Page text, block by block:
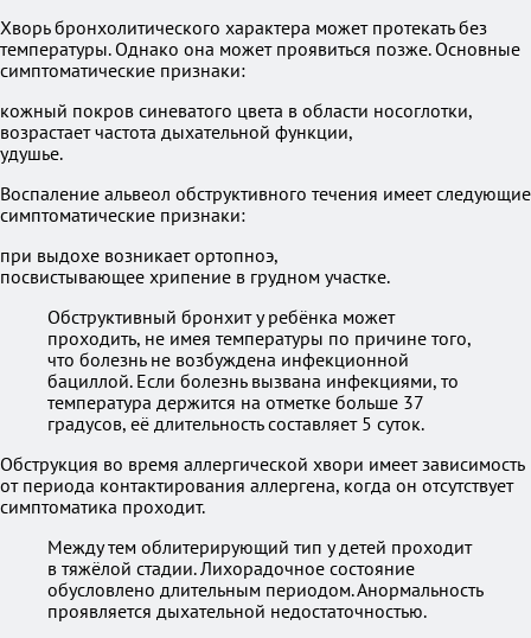
Хворь бронхолитического характера может протекать без
температуры. Однако она может проявиться позже. Основные
симптоматические признаки:
кожный покров синеватого цвета в области носоглотки,
возрастает частота дыхательной функции,
удушье.
Воспаление альвеол обструктивного течения имеет следующие
симптоматические признаки:
при выдохе возникает ортопноэ,
посвистывающее хрипение в грудном участке.
Обструктивный бронхит у ребёнка может
проходить, не имея температуры по причине того,
что болезнь не возбуждена инфекционной
бациллой. Если болезнь вызвана инфекциями, то
температура держится на отметке больше 37
градусов, её длительность составляет 5 суток.
Обструкция во время аллергической хвори имеет зависимость
от периода контактирования аллергена, когда он отсутствует
симптоматика проходит.
Между тем облитерирующий тип у детей проходит
в тяжёлой стадии. Лихорадочное состояние
обусловлено длительным периодом. Анормальность
проявляется дыхательной недостаточностью.